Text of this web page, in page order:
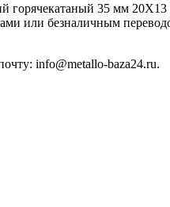
35 мм
или безналичным
info@metallo-baza24.ru.